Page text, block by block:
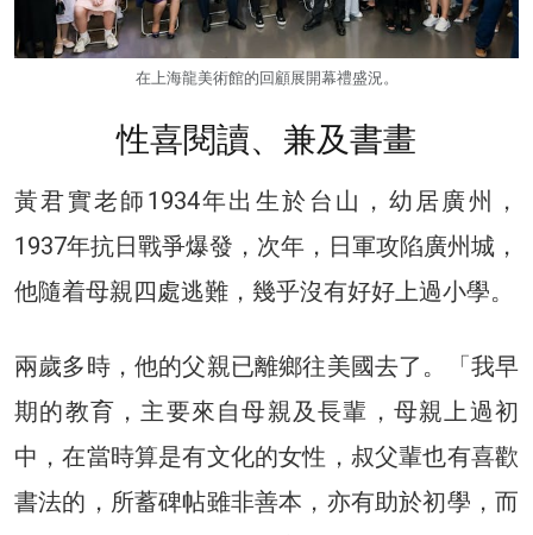
在上海龍美術館的回顧展開幕禮盛況。
性喜閱讀、兼及書畫
黃君實老師1934年出生於台山，幼居廣州，
1937年抗日戰爭爆發，次年，日軍攻陷廣州城，
他隨着母親四處逃難，幾乎沒有好好上過小學。
兩歲多時，他的父親已離鄉往美國去了。「我早
期的教育，主要來自母親及長輩，母親上過初
中，在當時算是有文化的女性，叔父輩也有喜歡
書法的，所蓄碑帖雖非善本，亦有助於初學，而